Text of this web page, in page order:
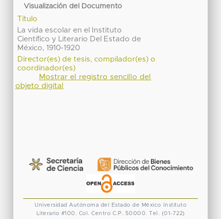
Visualización del Documento
Título
La vida escolar en el Instituto
Científico y Literario Del Estado de
México, 1910-1920
Director(es) de tesis, compilador(es) o
coordinador(es)
Mostrar el registro sencillo del
objeto digital
Universidad Autónoma del Estado de México
Instituto
Literario #100. Col. Centro C.P. 50000. Tel. (01-722)